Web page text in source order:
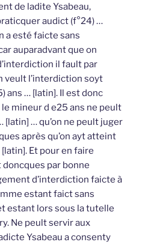
de ladite Ysabeau,
audict (f°24) …
a esté faicte sans
auparadvant que on
il fault par
veult l’interdiction soyt
ans … [latin]. Il est donc
mineur d e25 ans ne peult
… qu’on ne peult juger
après qu’on ayt atteint
Et pour en faire
doncques par bonne
d’interdiction faicte à
estant faict sans
estant lors sous la tutelle
Ne peult servir aux
Ysabeau a consenty